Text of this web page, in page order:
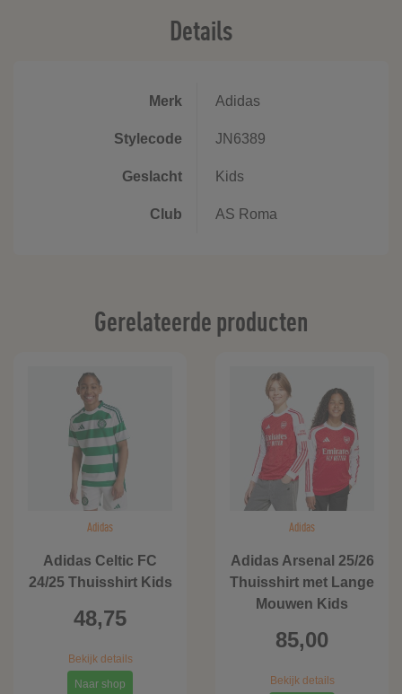
Details
Merk Adidas
Stylecode JN6389
Geslacht Kids
Club AS Roma
Gerelateerde producten
Adidas
Adidas Celtic FC
24/25 Thuisshirt Kids
48,75
Bekijk details
Naar shop
Adidas
Adidas Arsenal 25/26
Thuisshirt met Lange
Mouwen Kids
85,00
Bekijk details